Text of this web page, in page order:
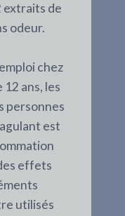
extraits de
odeur.
chez
ans, les
personnes
est
effets
utilisés